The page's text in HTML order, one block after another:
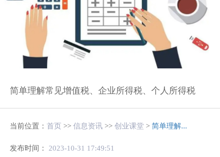
简单理解常见增值税、企业所得税、个人所得税
当前位置： 首页 >> 信息资讯 >> 创业课堂 > 简单理解...
发布时间： 2023-10-31 17:49:51